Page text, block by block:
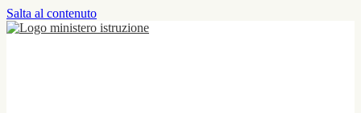
Salta al contenuto